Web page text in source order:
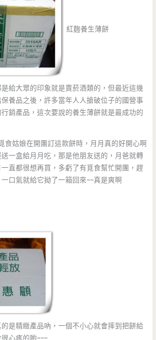
紅麴養生薄餅
給大眾的印象就是賣菸酒類的，但最近這幾
養品之後，許多當年人人搶破位子的國營事
銷產品，這次要說的養生薄餅就是最成功的
食姑娘在開團訂這款餅時，月月真的好開心啊
一盒給月月吃，那是他朋友送的，月爸就轉
直都很想再買，多虧了有覓食幫忙開團，趕
口氣就給它拗了一箱回來~~真是爽啊
是精緻產品吶，一個不小心就會摔到把餅給